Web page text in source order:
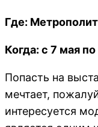
Где:
Когда: с 7 мая
Попасть на
мечтает,
интересуется